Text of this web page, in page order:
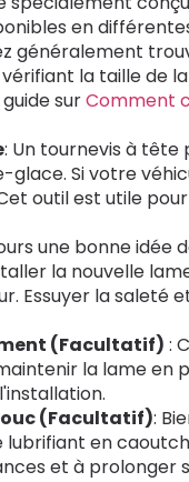
en
généralement
la taille de
surComment
: Un tournevis à
glace. Si votre
outil est utile
une bonne
la nouvelle
Essuyer la
(Facultatif) :
la lame en
(Facultatif):
en
et à prolonger